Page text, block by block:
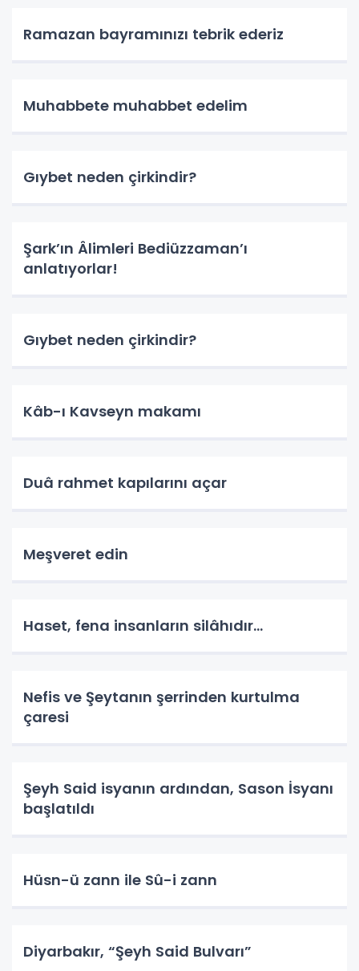
Ramazan bayramınızı tebrik ederiz
Muhabbete muhabbet edelim
Gıybet neden çirkindir?
Şark’ın Âlimleri Bediüzzaman’ı
anlatıyorlar!
Gıybet neden çirkindir?
Kâb-ı Kavseyn makamı
Duâ rahmet kapılarını açar
Meşveret edin
Haset, fena insanların silâhıdır...
Nefis ve Şeytanın şerrinden kurtulma
çaresi
Şeyh Said isyanın ardından, Sason İsyanı
başlatıldı
Hüsn-ü zann ile Sû-i zann
Diyarbakır, “Şeyh Said Bulvarı”